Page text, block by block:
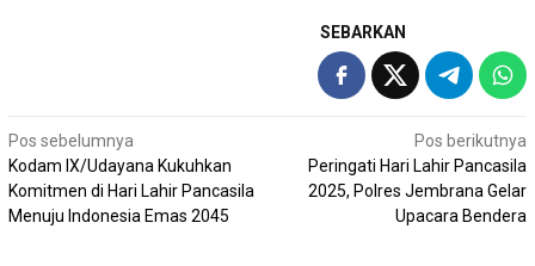
SEBARKAN
Navigasi
pos
Pos sebelumnya
Kodam IX/Udayana Kukuhkan
Komitmen di Hari Lahir Pancasila
Menuju Indonesia Emas 2045
Pos berikutnya
Peringati Hari Lahir Pancasila
2025, Polres Jembrana Gelar
Upacara Bendera